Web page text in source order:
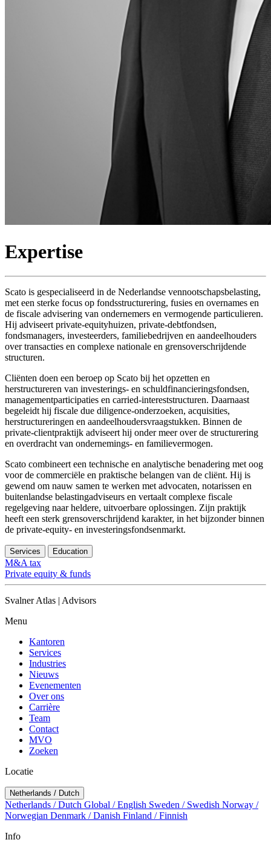
Expertise
Scato is gespecialiseerd in de Nederlandse vennootschapsbelasting,
met een sterke focus op fondsstructurering, fusies en overnames en
de fiscale advisering van ondernemers en vermogende particulieren.
Hij adviseert private-equityhuizen, private-debtfondsen,
fondsmanagers, investeerders, familiebedrijven en aandeelhouders
over transacties en complexe nationale en grensoverschrijdende
structuren.
Cliënten doen een beroep op Scato bij het opzetten en
herstructureren van investerings- en schuldfinancieringsfondsen,
managementparticipaties en carried-intereststructuren. Daarnaast
begeleidt hij fiscale due diligence-onderzoeken, acquisities,
herstructureringen en aandeelhoudersvraagstukken. Binnen de
private-clientpraktijk adviseert hij onder meer over de structurering
en overdracht van ondernemings- en familievermogen.
Scato combineert een technische en analytische benadering met oog
voor de commerciële en praktische belangen van de cliënt. Hij is
gewend om nauw samen te werken met advocaten, notarissen en
buitenlandse belastingadviseurs en vertaalt complexe fiscale
regelgeving naar heldere, uitvoerbare oplossingen. Zijn praktijk
heeft een sterk grensoverschrijdend karakter, in het bijzonder binnen
de private-equity- en investeringsfondsenmarkt.
Services Education
M&A tax
Private equity & funds
Svalner Atlas | Advisors
Menu
Kantoren
Services
Industries
Nieuws
Evenementen
Over ons
Carrière
Team
Contact
MVO
Zoeken
Locatie
Netherlands / Dutch
Netherlands / Dutch Global / English Sweden / Swedish Norway /
Norwegian Denmark / Danish Finland / Finnish
Info